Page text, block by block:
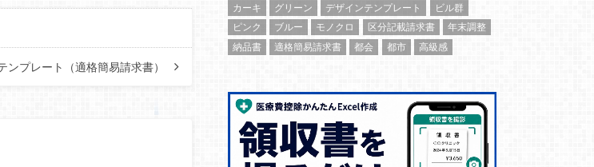
プレート（適格簡易請求書）
カーキ
グリーン デザインテンプレート
ビル群
ピンク
ブルー モノクロ 区分記載請求書
年末調整
納品書
適格簡易請求書 都会 都市 高級感